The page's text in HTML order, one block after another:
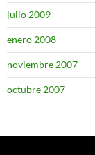
julio 2009
enero 2008
noviembre 2007
octubre 2007